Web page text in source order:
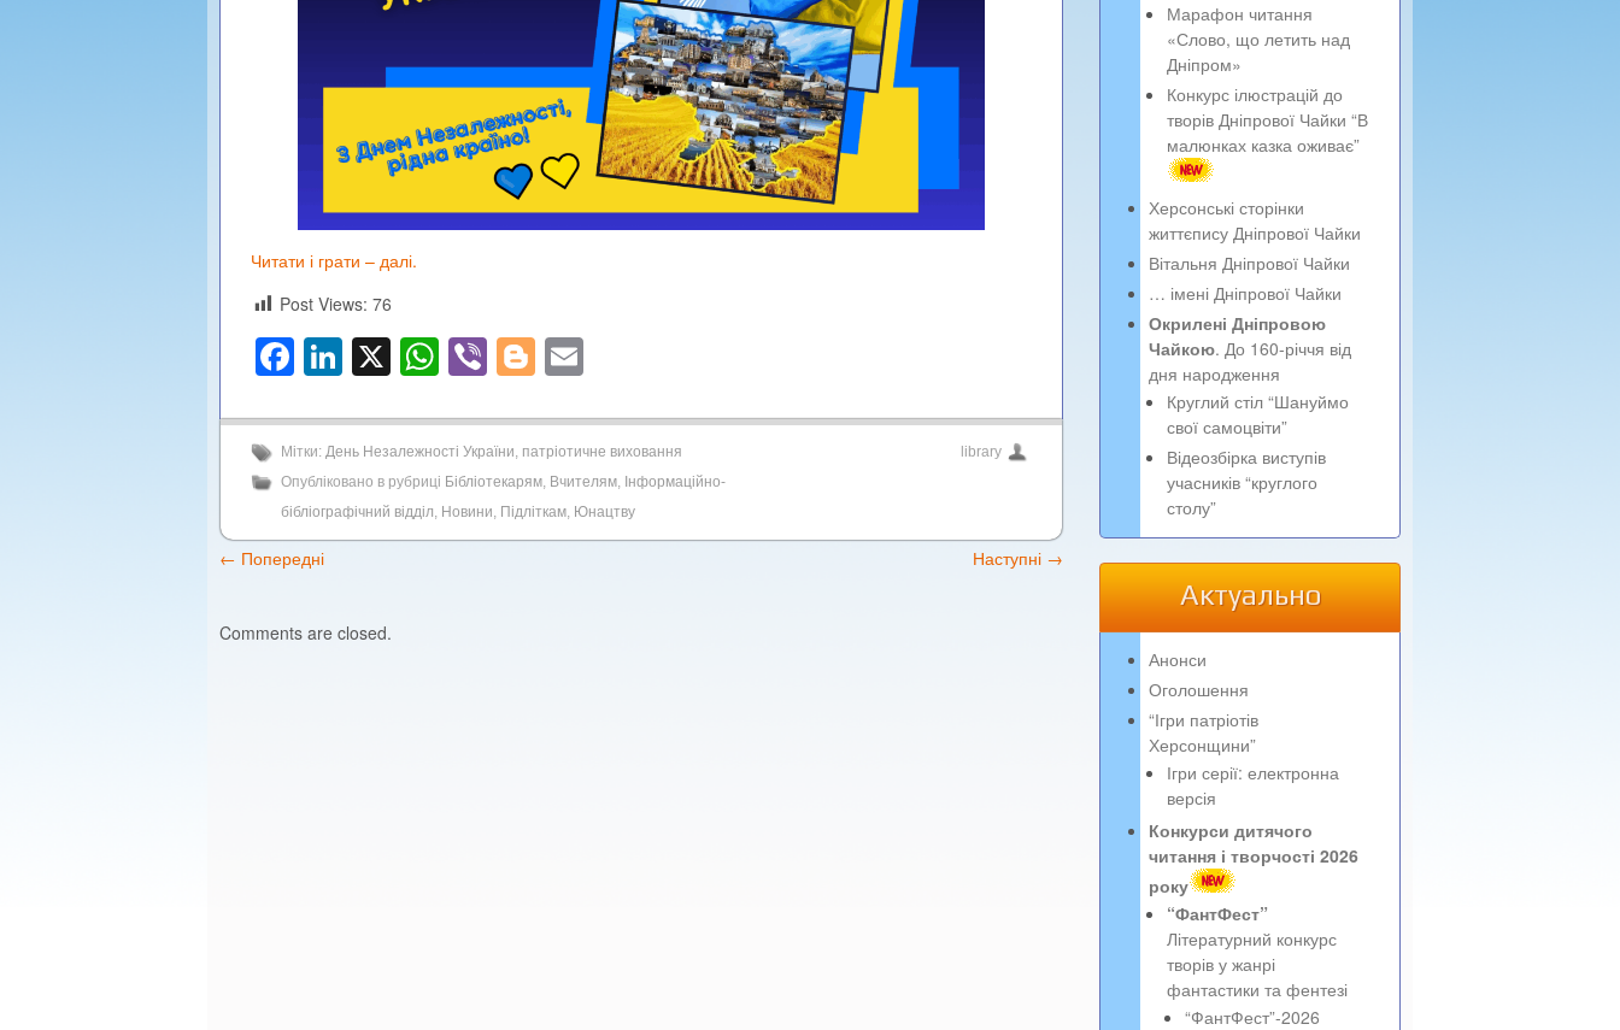
Читати і грати – далі.
Post Views: 76
Facebook
LinkedIn
X WhatsApp
ViberBlogger
Мітки: День Незалежності України, патріотичне виховання
Опубліковано в рубриці Бібліотекарям, Вчителям, Інформаційно-
бібліографічний відділ, Новини, Підліткам, Юнацтву
library
← Попередні Наступні →
Comments are closed.
Марафон читання
«Слово, що летить над
Дніпром»
Конкурс ілюстрацій до
творів Дніпрової Чайки “В
малюнках казка оживає”
Херсонські сторінки
життєпису Дніпрової Чайки
Вітальня Дніпрової Чайки
… імені Дніпрової Чайки
Окрилені Дніпровою
Чайкою. До 160-річчя від
дня народження
Круглий стіл “Шануймо
свої самоцвіти”
Відеозбірка виступів
учасників “круглого
столу”
Актуально
Анонси
Оголошення
“Ігри патріотів
Херсонщини”
Ігри серії: електронна
версія
Конкурси дитячого
читання і творчості 2026
року
“ФантФест”
Літературний конкурс
творів у жанрі
фантастики та фентезі
“ФантФест”-2026